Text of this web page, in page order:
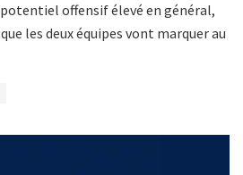
offensif élevé en général,
les deux équipes vont marquer au